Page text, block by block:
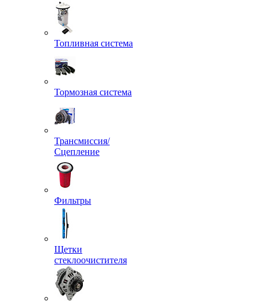
Топливная система
Тормозная система
Трансмиссия/
Сцепление
Фильтры
Щетки
стеклоочистителя